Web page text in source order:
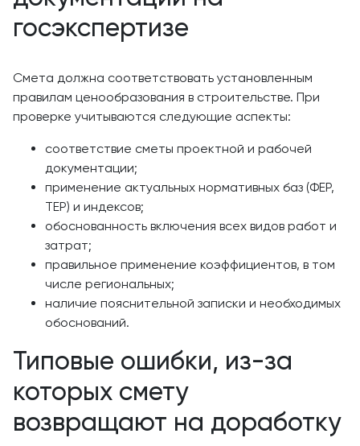
госэкспертизе
Смета должна соответствовать установленным
правилам ценообразования в строительстве. При
проверке учитываются следующие аспекты:
соответствие сметы проектной и рабочей
документации;
применение актуальных нормативных баз (ФЕР,
ТЕР) и индексов;
обоснованность включения всех видов работ и
затрат;
правильное применение коэффициентов, в том
числе региональных;
наличие пояснительной записки и необходимых
обоснований.
Типовые ошибки, из-за
которых смету
возвращают на доработку